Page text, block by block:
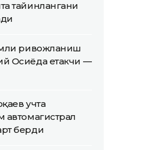
тайинлангани
ривожланиш
Осиёда етакчи —
учта
автомагистрал
берди